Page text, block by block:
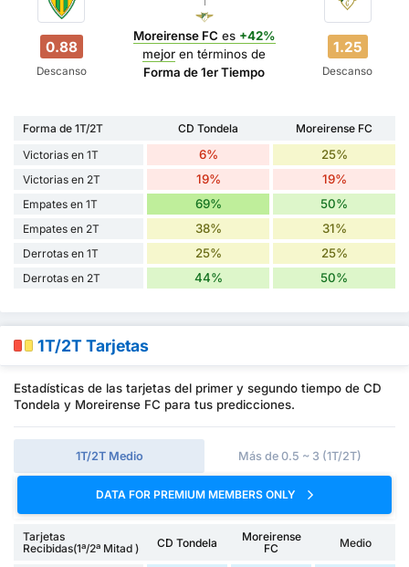
0.88
Descanso
Moreirense FC es +42%
mejor en términos de
Forma de 1er Tiempo
1.25
Descanso
Forma de 1T/2T CD Tondela
Moreirense FC
Victorias en 1T
6% 25%
Victorias en 2T 19% 19%
Empates en 1T 69% 50%
Empates en 2T 38% 31%
Derrotas en 1T 25% 25%
Derrotas en 2T 44% 50%
1T/2T Tarjetas
Estadísticas de las tarjetas del primer y segundo tiempo de CD
Tondela y Moreirense FC para tus predicciones.
1T/2T Medio Más de 0.5 ~ 3 (1T/2T)
DATA FOR PREMIUM MEMBERS ONLY
Tarjetas
Recibidas(1ª/2ª Mitad )
CD Tondela
Moreirense
FC
Medio